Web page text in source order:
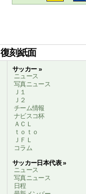
復刻紙面
サッカー »
ニュース
写真ニュース
Ｊ１
Ｊ２
チーム情報
ナビスコ杯
ＡＣＬ
ｔｏｔｏ
ＪＦＬ
コラム
サッカー日本代表 »
ニュース
写真ニュース
日程